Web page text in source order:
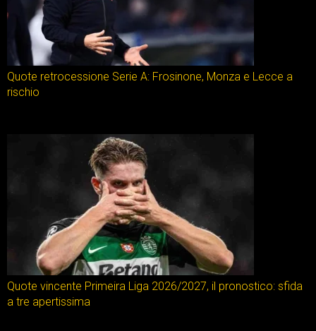
Quote retrocessione Serie A: Frosinone, Monza e Lecce a
rischio
Quote vincente Primeira Liga 2026/2027, il pronostico: sfida
a tre apertissima